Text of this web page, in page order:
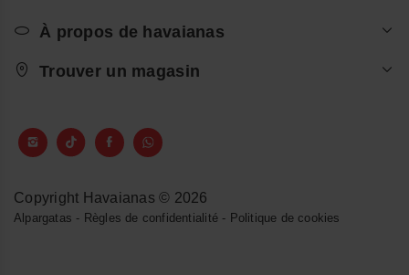
À propos de havaianas
Trouver un magasin
Copyright Havaianas © 2026
Alpargatas - Règles de confidentialité- Politique de cookies